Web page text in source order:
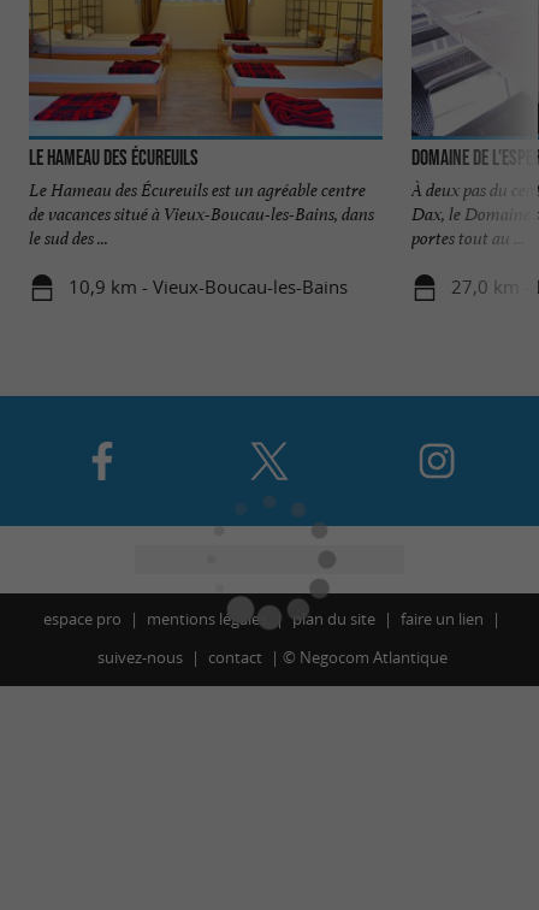
Le Hameau des Écureuils
Le Hameau des Écureuils est un agréable centre
de vacances situé à Vieux-Boucau-les-Bains, dans
le sud des ...
10,9 km - Vieux-Boucau-les-Bains
Domaine de
À deux pas du
Dax, le Domaine
portes tout au ...
27,0 km -
espace pro mentions légales plan du site
faire un lien
suivez-nous
contact © Negocom Atlantique